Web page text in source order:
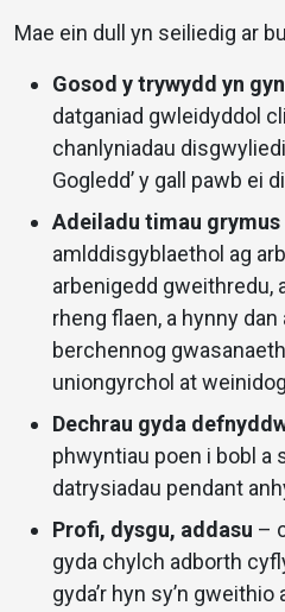
Mae ein dull yn seiliedig ar
Gosod y trywydd yn
datganiad gwleidyddol
chanlyniadau
Gogledd’ y gall pawb ei
Adeiladu timau grymus
amlddisgyblaethol ag
arbenigedd gweithredu,
rheng flaen, a hynny
berchennog
uniongyrchol at
Dechrau gyda
phwyntiau poen i bobl a
datrysiadau pendant
Profi, dysgu, addasu –
gyda chylch adborth
gyda’r hyn sy’n